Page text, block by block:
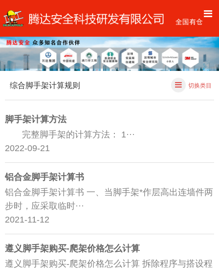
综合脚手架计算规则 切换类目
脚手架计算方法
完整脚手架的计算方法： 1···
2022-09-21
铝合金脚手架计算书
铝合金脚手架计算书 一、当脚手架*作层高出连墙件两
步时，应采取临时···
2021-11-12
遵义脚手架购买-爬架价格怎么计算
遵义脚手架购买-爬架价格怎么计算 拆除程序与搭设程